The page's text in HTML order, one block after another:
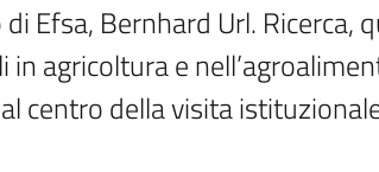
Efsa, Bernhard Url. Ricerca,
agricoltura e
centro della visita